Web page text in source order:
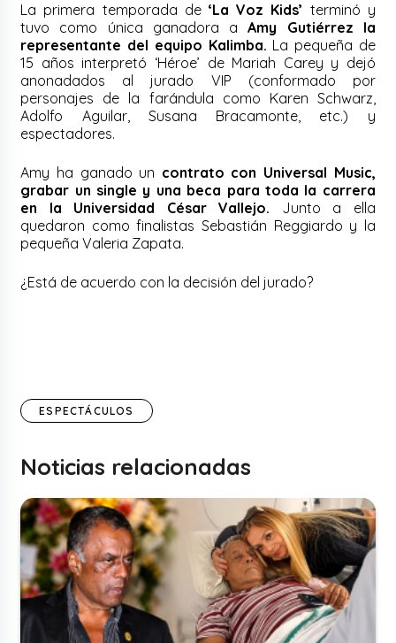
La primera temporada de ‘La Voz Kids’ terminó y
tuvo como única ganadora aAmy Gutiérrez la
representante del equipo Kalimba. La pequeña de
15 años interpretó ‘Héroe’ de Mariah Carey y dejó
anonadados al jurado VIP (conformado por
personajes de la farándula como Karen Schwarz,
Adolfo Aguilar, Susana Bracamonte, etc.) y
espectadores.
Amy ha ganado un contrato con Universal Music,
grabar un single y una beca para toda la carrera
en la Universidad César Vallejo. Junto a ella
quedaron como finalistas Sebastián Reggiardo y la
pequeña Valeria Zapata.
¿Está de acuerdo con la decisión del jurado?
ESPECTÁCULOS
Noticias relacionadas